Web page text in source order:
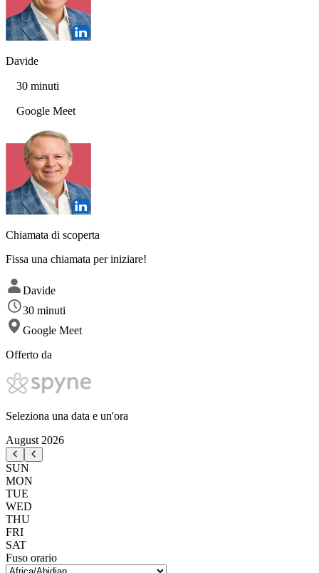
Davide
30 minuti
Google Meet
Chiamata di scoperta
Fissa una chiamata per iniziare!
Davide
30 minuti
Google Meet
Offerto da
Seleziona una data e un'ora
August 2026
SUN
MON
TUE
WED
THU
FRI
SAT
Fuso orario